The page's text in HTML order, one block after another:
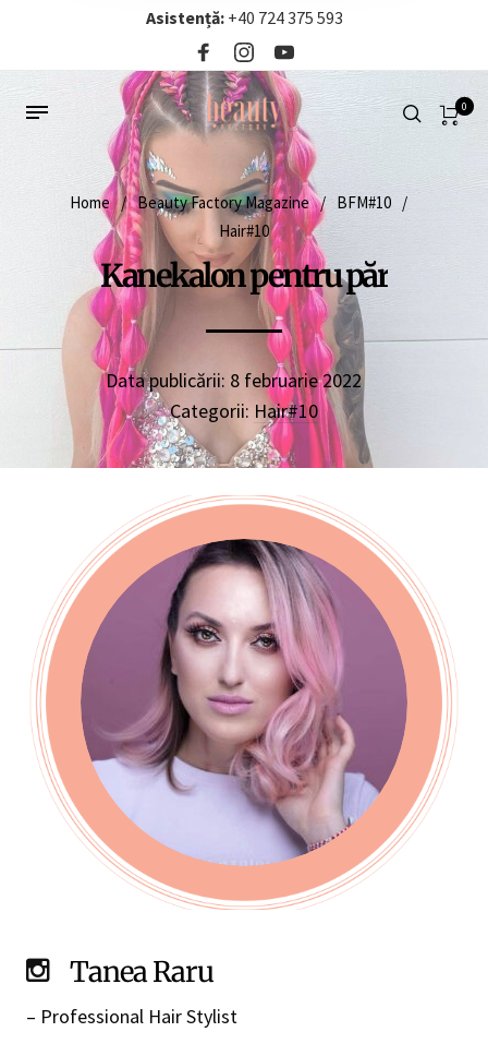
Asistență: +40 724 375 593‬
0
Home / Beauty Factory Magazine / BFM#10 /
Hair#10
Kanekalon pentru păr
Data publicării: 8 februarie 2022
Categorii: Hair#10
Tanea Raru
– Professional Hair Stylist